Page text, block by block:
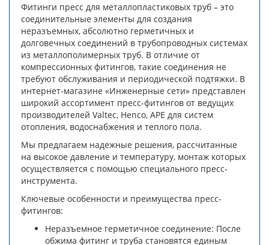
Фитинги пресс для металлопластиковых труб – это
соединительные элементы для создания
неразъемных, абсолютно герметичных и
долговечных соединений в трубопроводных системах
из металлополимерных труб. В отличие от
компрессионных фитингов, такие соединения не
требуют обслуживания и периодической подтяжки. В
интернет-магазине «Инженерные сети» представлен
широкий ассортимент пресс-фитингов от ведущих
производителей Valtec, Henco, APE для систем
отопления, водоснабжения и теплого пола.
Мы предлагаем надежные решения, рассчитанные
на высокое давление и температуру, монтаж которых
осуществляется с помощью специального пресс-
инструмента.
Ключевые особенности и преимущества пресс-
фитингов:
Неразъемное герметичное соединение: После
обжима фитинг и труба становятся единым